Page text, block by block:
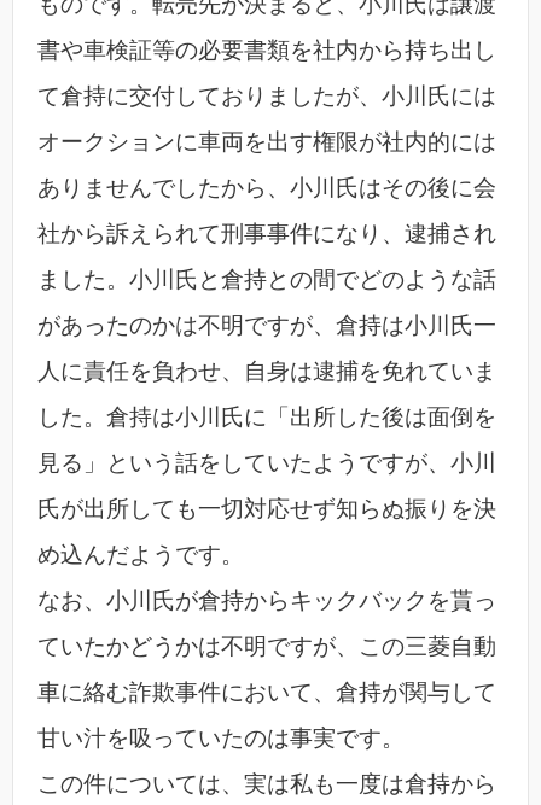
書や車検証等の必要書類を社内から持ち出し
て倉持に交付しておりましたが、小川氏には
オークションに車両を出す権限が社内的には
ありませんでしたから、小川氏はその後に会
社から訴えられて刑事事件になり、逮捕され
ました。小川氏と倉持との間でどのような話
があったのかは不明ですが、倉持は小川氏一
人に責任を負わせ、自身は逮捕を免れていま
した。倉持は小川氏に「出所した後は面倒を
見る」という話をしていたようですが、小川
氏が出所しても一切対応せず知らぬ振りを決
め込んだようです。
なお、小川氏が倉持からキックバックを貰っ
ていたかどうかは不明ですが、この三菱自動
車に絡む詐欺事件において、倉持が関与して
甘い汁を吸っていたのは事実です。
この件については、実は私も一度は倉持から